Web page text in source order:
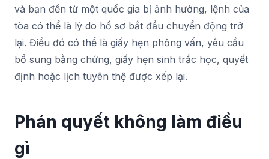
và bạn đến từ một quốc gia bị ảnh hưởng, lệnh của
tòa có thể là lý do hồ sơ bắt đầu chuyển động trở
lại. Điều đó có thể là giấy hẹn phỏng vấn, yêu cầu
bổ sung bằng chứng, giấy hẹn sinh trắc học, quyết
định hoặc lịch tuyên thệ được xếp lại.
Phán quyết không làm điều
gì